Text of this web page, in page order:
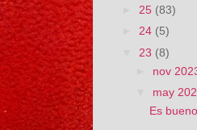
25 (83)
24 (5)
23 (8)
nov
may
Es